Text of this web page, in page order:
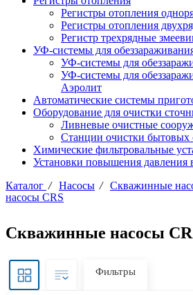
Регистры отопления
Регистры отопления
Регистр трехрядные
УФ-системы для
УФ-системы для
УФ-системы для
Аэролит
Автоматические системы
Оборудование для очистки
Ливневые очистные
Станции очистки бытовых
Химические фильтровальные
Установки повышения давления
Каталог / Насосы / Скважинные
насосы CRS
Скважинные насосы
Фильтры